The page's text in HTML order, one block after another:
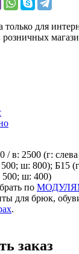
только для
розничных
/ в: 2500 (г:
ш: 800); Б15
500; ш: 400)
по
для брюк,
.
заказ